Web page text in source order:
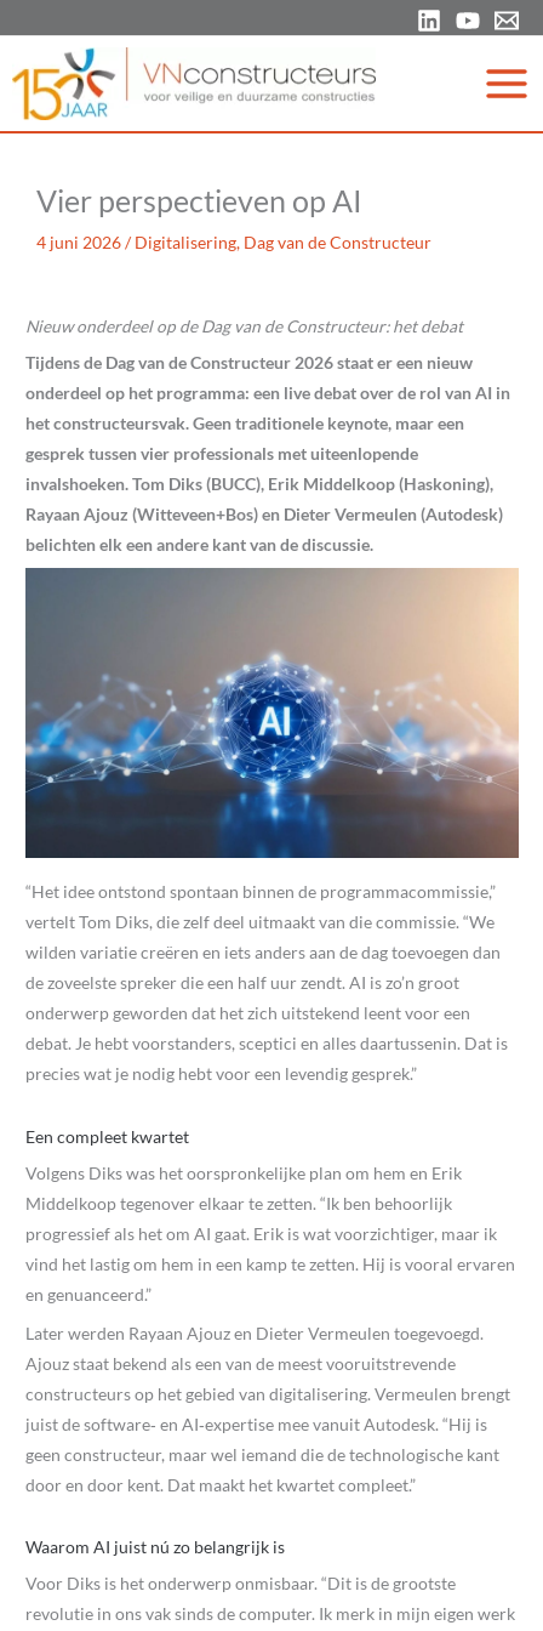
de
inhoud
Vier perspectieven op AI
4 juni 2026/Digitalisering, Dag van de Constructeur
Nieuw onderdeel op de Dag van de Constructeur: het debat
Tijdens de Dag van de Constructeur 2026 staat er een nieuw
onderdeel op het programma: een live debat over de rol van AI in
het constructeursvak. Geen traditionele keynote, maar een
gesprek tussen vier professionals met uiteenlopende
invalshoeken. Tom Diks (BUCC), Erik Middelkoop (Haskoning),
Rayaan Ajouz (Witteveen+Bos) en Dieter Vermeulen (Autodesk)
belichten elk een andere kant van de discussie.
“Het idee ontstond spontaan binnen de programmacommissie,”
vertelt Tom Diks, die zelf deel uitmaakt van die commissie. “We
wilden variatie creëren en iets anders aan de dag toevoegen dan
de zoveelste spreker die een half uur zendt. AI is zo’n groot
onderwerp geworden dat het zich uitstekend leent voor een
debat. Je hebt voorstanders, sceptici en alles daartussenin. Dat is
precies wat je nodig hebt voor een levendig gesprek.”
Een compleet kwartet
Volgens Diks was het oorspronkelijke plan om hem en Erik
Middelkoop tegenover elkaar te zetten. “Ik ben behoorlijk
progressief als het om AI gaat. Erik is wat voorzichtiger, maar ik
vind het lastig om hem in een kamp te zetten. Hij is vooral ervaren
en genuanceerd.”
Later werden Rayaan Ajouz en Dieter Vermeulen toegevoegd.
Ajouz staat bekend als een van de meest vooruitstrevende
constructeurs op het gebied van digitalisering. Vermeulen brengt
juist de software‑ en AI‑expertise mee vanuit Autodesk. “Hij is
geen constructeur, maar wel iemand die de technologische kant
door en door kent. Dat maakt het kwartet compleet.”
Waarom AI juist nú zo belangrijk is
Voor Diks is het onderwerp onmisbaar. “Dit is de grootste
revolutie in ons vak sinds de computer. Ik merk in mijn eigen werk